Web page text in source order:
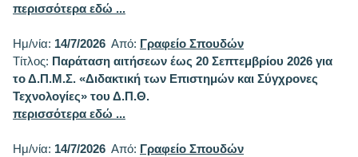
περισσότερα εδώ ...
Ημ/νία: 14/7/2026 Από: Γραφείο Σπουδών
Τίτλος: Παράταση αιτήσεων έως 20 Σεπτεμβρίου 2026 για
το Δ.Π.Μ.Σ. «Διδακτική των Επιστημών και Σύγχρονες
Τεχνολογίες» του Δ.Π.Θ.
περισσότερα εδώ ...
Ημ/νία: 14/7/2026 Από: Γραφείο Σπουδών